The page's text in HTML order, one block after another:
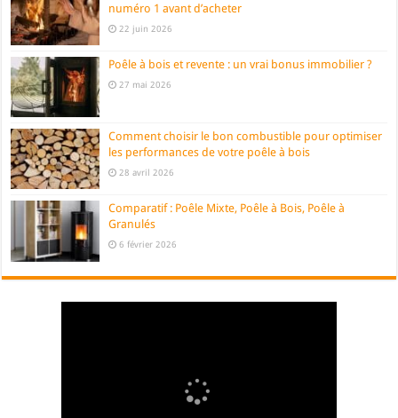
numéro 1 avant d’acheter
22 juin 2026
Poêle à bois et revente : un vrai bonus immobilier ?
27 mai 2026
Comment choisir le bon combustible pour optimiser
les performances de votre poêle à bois
28 avril 2026
Comparatif : Poêle Mixte, Poêle à Bois, Poêle à
Granulés
6 février 2026